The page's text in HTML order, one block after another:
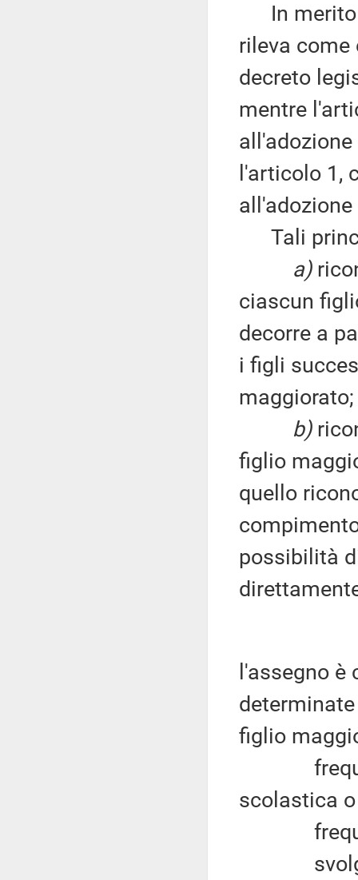
In merito
rileva
decreto
mentre
l'articolo 1,
Tali
a)
ciascun
decorre a
i figli
maggiorato;
b)
figlio
quello
possibilità
l'assegno
figlio
scolastica
svolga